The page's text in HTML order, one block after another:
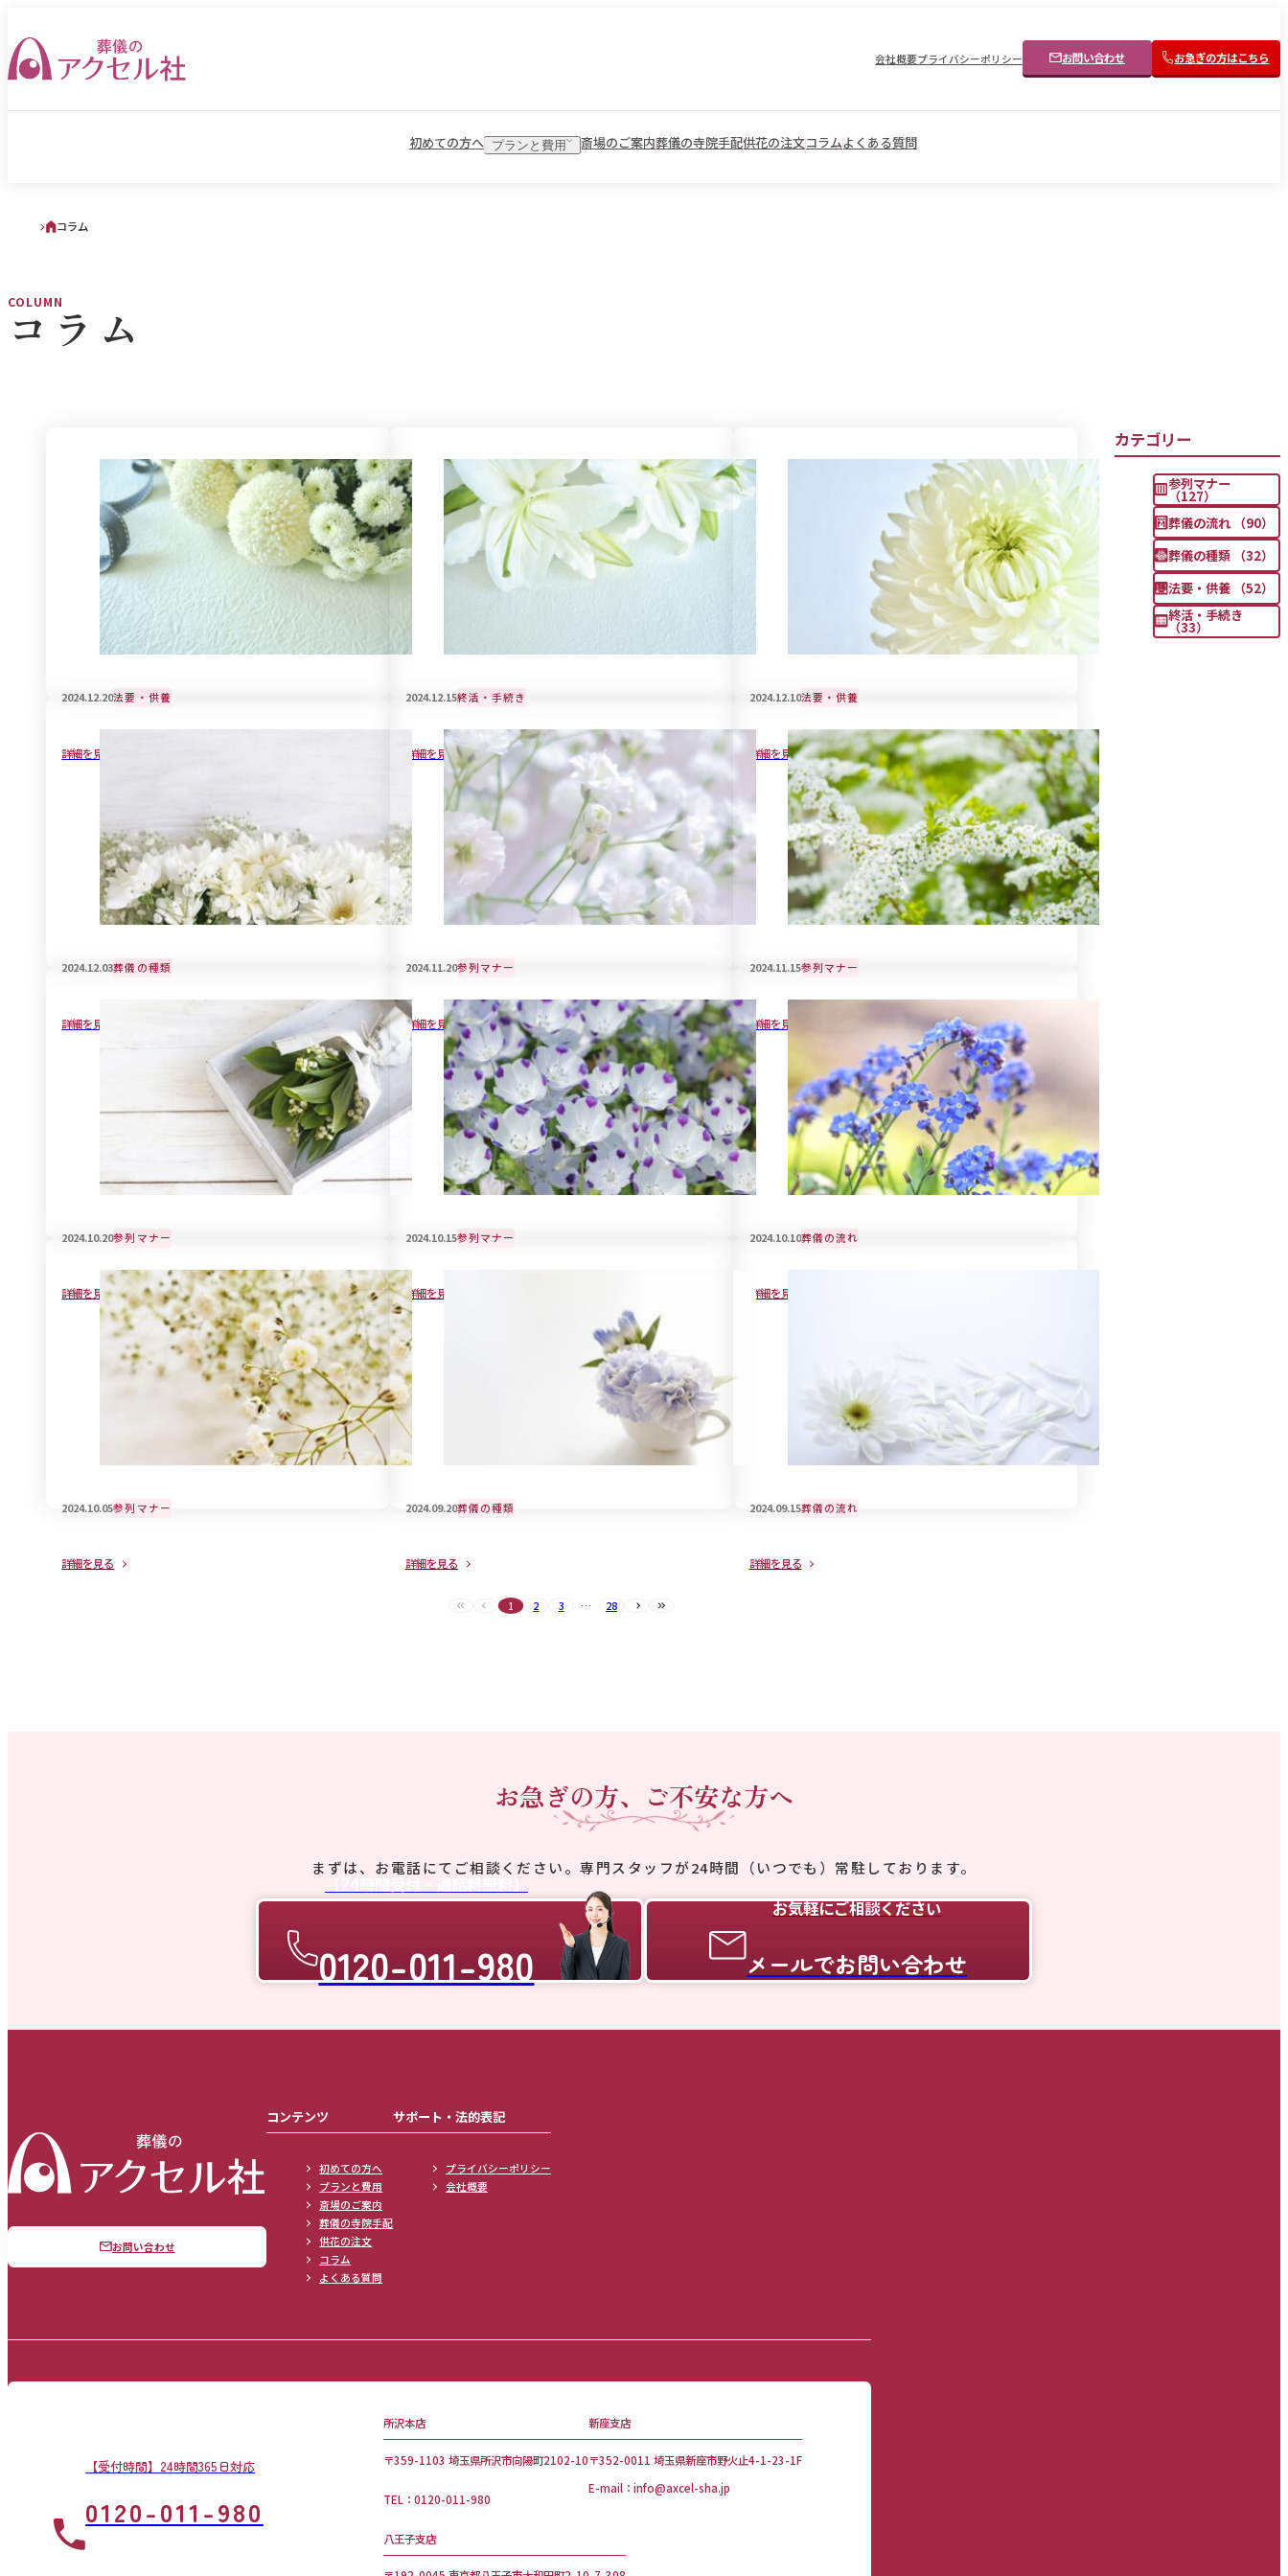
会社概要プライバシーポリシー お問い合わせ お急ぎの方はこちら
初めての方へ プランと費用 斎場のご案内葬儀の寺院手配供花の注文コラムよくある質問
コラム
COLUMN
コラム
2024.12.20法要・供養
自筆証書遺言の作成方法と大事な注意点
詳細を見る
2024.12.15終活・手続き
後悔しない遺言書の作成方法と注意点
詳細を見る
2024.12.10法要・供養
戒名をご自分で自作される際の知識と注意点
詳細を見る
2024.12.03葬儀の種類
戒名の宗教的な意義と見方について解説
詳細を見る
2024.11.20参列マナー
葬儀で身につける喪服用バックの選び方
詳細を見る
2024.11.15参列マナー
葬儀で着用する和装の知識についてご紹介
詳細を見る
2024.10.20参列マナー
知っているようで知らない喪服のお手入れ事
情：着物編
詳細を見る
2024.10.15参列マナー
赤ちゃん連れで葬儀に参列する際のマナーと
注意点
詳細を見る
2024.10.10葬儀の流れ
家族葬で受付は必要か不要か？について
詳細を見る
2024.10.05参列マナー
孫として参列する場合の香典の金額について
詳細を見る
2024.09.20葬儀の種類
意外と知らない「喪中と忌中の違い」につい
詳細を見る
2024.09.15葬儀の流れ
近年、話題のご遺族に対するグリーフケアと
詳細を見る
最初へ（現在のページ）
前へ（現在のページ）
1 2 3 … 28 次へ 最後へ
カテゴリー
参列マナー
（127）
葬儀の流れ （90）
葬儀の種類 （32）
法要・供養 （52）
終活・手続き
（33）
お急ぎの方、ご不安な方へ
まずは、お電話にてご相談ください。専門スタッフが24時間（いつでも）常駐しております。
0120-011-980
お気軽にご相談ください
メールでお問い合わせ
お問い合わせ
コンテンツ
初めての方へ
プランと費用
斎場のご案内
葬儀の寺院手配
供花の注文
コラム
よくある質問
サポート・法的表記
プライバシーポリシー
会社概要
【受付時間】24時間365日対応
0120-011-980
所沢本店
〒359-1103 埼玉県所沢市向陽町2102-10
TEL：0120-011-980
新座支店
〒352-0011 埼玉県新座市野火止4-1-23-1F
E-mail：info@axcel-sha.jp
八王子支店